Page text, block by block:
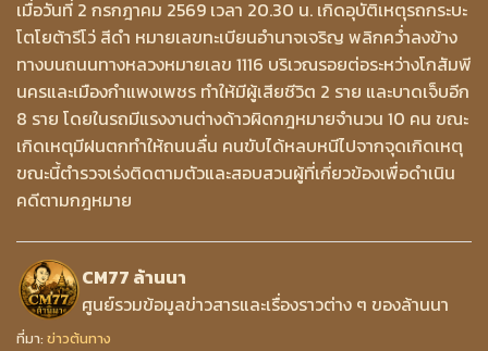
เมื่อวันที่ 2 กรกฎาคม 2569 เวลา 20.30 น. เกิดอุบัติเหตุรถกระบะ
โตโยต้ารีโว่ สีดำ หมายเลขทะเบียนอำนาจเจริญ พลิกคว่ำลงข้าง
ทางบนถนนทางหลวงหมายเลข 1116 บริเวณรอยต่อระหว่างโกสัมพี
นครและเมืองกำแพงเพชร ทำให้มีผู้เสียชีวิต 2 ราย และบาดเจ็บอีก
8 ราย โดยในรถมีแรงงานต่างด้าวผิดกฎหมายจำนวน 10 คน ขณะ
เกิดเหตุมีฝนตกทำให้ถนนลื่น คนขับได้หลบหนีไปจากจุดเกิดเหตุ
ขณะนี้ตำรวจเร่งติดตามตัวและสอบสวนผู้ที่เกี่ยวข้องเพื่อดำเนิน
คดีตามกฎหมาย
CM77 ล้านนา
ศูนย์รวมข้อมูลข่าวสารและเรื่องราวต่าง ๆ ของล้านนา
ที่มา: ข่าวต้นทาง